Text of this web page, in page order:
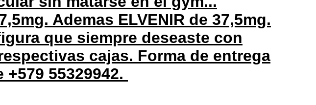
Ademas ELVENIR de 37,5mg.
que siempre deseaste con
cajas. Forma de entrega
55329942.